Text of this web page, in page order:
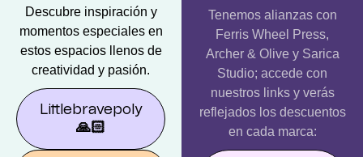
Descubre inspiración y
momentos especiales en
estos espacios llenos de
creatividad y pasión.
Littlebravepoly
🙏🏻
Tenemos alianzas con
Ferris Wheel Press,
Archer & Olive y Sarica
Studio; accede con
nuestros links y verás
reflejados los descuentos
en cada marca: